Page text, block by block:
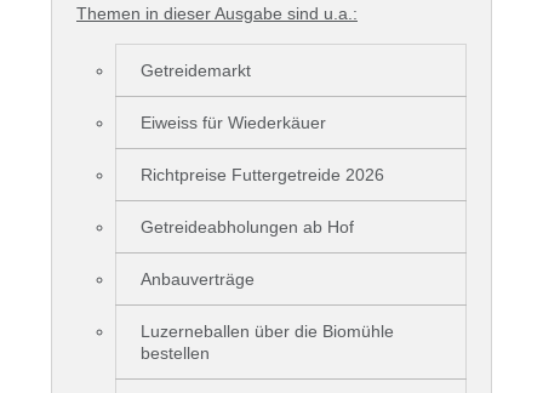
Themen in dieser Ausgabe sind u.a.:
Getreidemarkt
Eiweiss für Wiederkäuer
Richtpreise Futtergetreide 2026
Getreideabholungen ab Hof
Anbauverträge
Luzerneballen über die Biomühle
bestellen